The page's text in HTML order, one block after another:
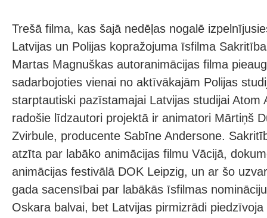
Trešā filma, kas šajā nedēļas nogalē
Latvijas un Polijas kopražojuma īsfilma
Martas Magnuškas autoranimācijas filma
sadarbojoties vienai no aktīvākajām Polijas
starptautiski pazīstamajai Latvijas studijai Atom
radošie līdzautori projektā ir animatori Mārtiņš
Zvirbule, producente Sabīne Andersone.
atzīta par labāko animācijas filmu Vācijā,
animācijas festivālā DOK Leipzig, un ar šo
gada sacensībai par labākās īsfilmas
Oskara balvai, bet Latvijas pirmizrādi